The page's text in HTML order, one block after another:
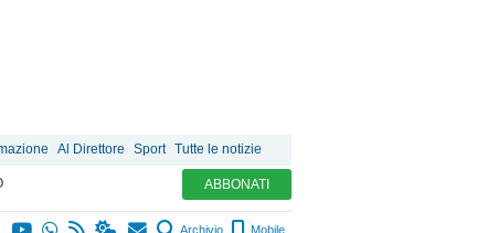
Al Direttore Sport Tutte le notizie
ABBONATI
Archivio Mobile